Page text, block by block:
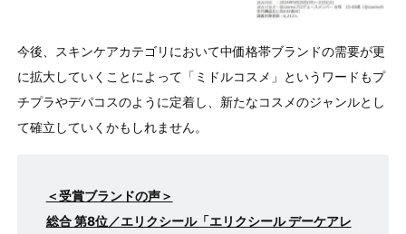
今後、スキンケアカテゴリにおいて中価格帯ブランドの需要が更
に拡⼤していくことによって「ミドルコスメ」というワードもプ
チプラやデパコスのように定着し、新たなコスメのジャンルとし
て確⽴していくかもしれません。
＜受賞ブランドの声＞
総合 第8位／エリクシール「エリクシール デーケアレ